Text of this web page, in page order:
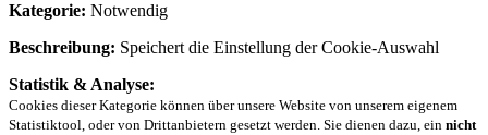
Kategorie: Notwendig
Beschreibung: Speichert die Einstellung der Cookie-Auswahl
Statistik & Analyse:
Cookies dieser Kategorie können über unsere Website von unserem eigenem
Statistiktool, oder von Drittanbietern gesetzt werden. Sie dienen dazu, ein nicht